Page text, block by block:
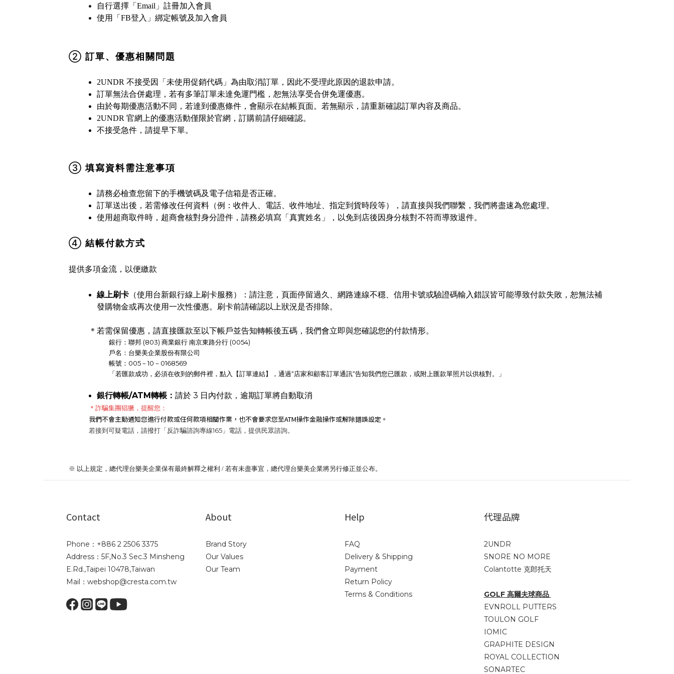
自行選擇「Email」註冊加入會員
使用「FB登入」綁定帳號及加入會員
② 訂單、優惠相關問題
2UNDR 不接受因「未使用促銷代碼」為由取消訂單，因此不受理此原因的退款申請。
訂單無法合併處理，若有多筆訂單未達免運門檻，恕無法享受合併免運優惠。
由於每期優惠活動不同，若達到優惠條件，會顯示在結帳頁面。若無顯示，請重新確認訂單內容及商品。
2UNDR 官網上的優惠活動僅限於官網，訂購前請仔細確認。
不接受急件，請提早下單。
③ 填寫資料需注意事項
請務必檢查您留下的手機號碼及電子信箱是否正確。
訂單送出後，若需修改任何資料（例：收件人、電話、收件地址、指定到貨時段等），請直接與我們聯繫，我們將盡速為您處理。
使用超商取件時，超商會核對身分證件，請務必填寫「真實姓名」，以免到店後因身分核對不符而導致退件。
④ 結帳付款方式
提供多項金流，以便繳款
線上刷卡 （使用台新銀行線上刷卡服務）：請注意，頁面停留過久、網路連線不穩、信用卡號或驗證碼輸入錯誤皆可能導致付款失敗，恕無法補
發購物金或再次使用一次性優惠。刷卡前請確認以上狀況是否排除。
＊若需保留優惠，請直接匯款至以下帳戶並告知轉帳後五碼，我們會立即與您確認您的付款情形。
銀行：聯邦 (803) 商業銀行 南京東路分行 (0054)
戶名：台樂美企業股份有限公司
帳號：005－10－0168569
「若匯款成功，必須在收到的郵件裡，點入【訂單連結】，通過“店家和顧客訂單通訊“告知我們您已匯款，或附上匯款單照片以供核對。」
銀行轉帳/ATM轉帳： 請於 3 日內付款，逾期訂單將自動取消
＊詐騙集團猖獗，提醒您：
我們不會主動通知您進行付款或任何款項相關作業，也不會要求您至ATM操作金融操作或解除錯誤設定。
若接到可疑電話，請撥打「反詐騙諮詢專線165」電話，提供民眾諮詢。
※ 以上規定，總代理台樂美企業保有最終解釋之權利 / 若有未盡事宜，總代理台樂美企業將另行修正並公布。
Contact
Phone：+886 2 2506 3375
Address：5F,No.3 Sec.3 Minsheng
E.Rd.,Taipei 10478,Taiwan
Mail：webshop@cresta.com.tw
About
Brand Story
Our Values
Our Team
Help
FAQ
Delivery & Shipping
Payment
Return Policy
Terms & Conditions
代理品牌
2UNDR
SNORE NO MORE
Colantotte 克郎托天
GOLF 高爾夫球商品
EVNROLL PUTTERS
TOULON GOLF
IOMIC
GRAPHITE DESIGN
ROYAL COLLECTION
SONARTEC